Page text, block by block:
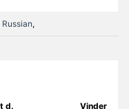
,
d. Vinder